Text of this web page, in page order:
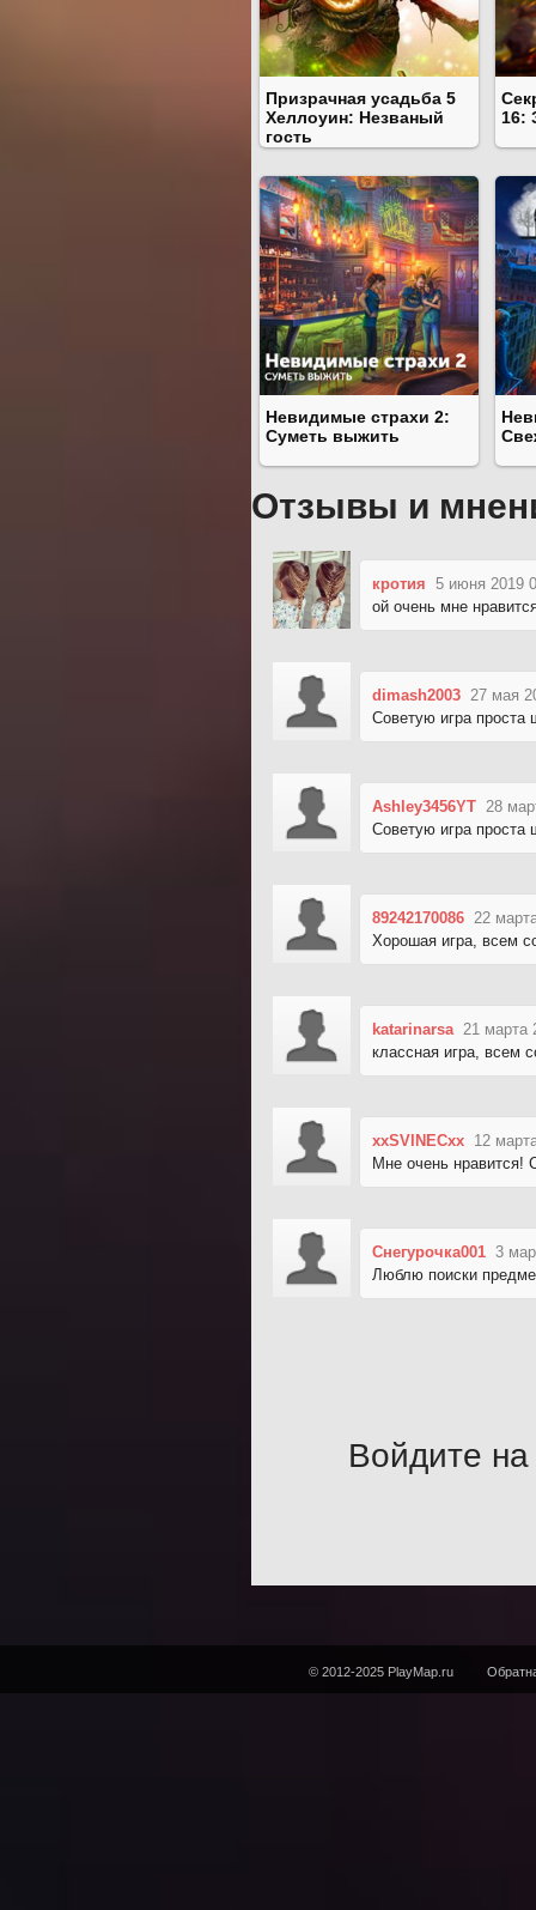
Призрачная усадьба 5
Хеллоуин: Незваный
гость
16:
Невидимые страхи 2:
Суметь выжить
Отзывы и
кротия 5 июня 2019
ой очень мне
dimash2003 27 мая
Советую игра проста
Ashley3456YT 28
Советую игра проста
89242170086 22
Хорошая игра, всем
katarinarsa 21 марта
классная игра, всем
xxSVINECxx 12
Мне очень нравится!
Снегурочка001 3
Люблю поиски
Войдите на
© 2012-2025 PlayMap.ru